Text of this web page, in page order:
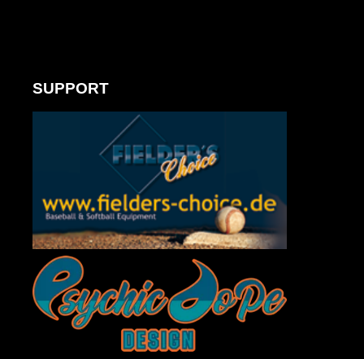
SUPPORT